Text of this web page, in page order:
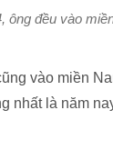
ông đều vào
vào miền
nhất là năm